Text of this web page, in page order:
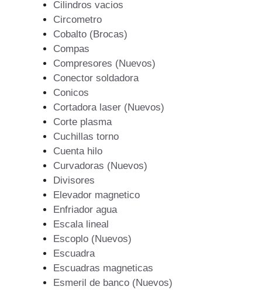
Cilindros vacios
Circometro
Cobalto (Brocas)
Compas
Compresores (Nuevos)
Conector soldadora
Conicos
Cortadora laser (Nuevos)
Corte plasma
Cuchillas torno
Cuenta hilo
Curvadoras (Nuevos)
Divisores
Elevador magnetico
Enfriador agua
Escala lineal
Escoplo (Nuevos)
Escuadra
Escuadras magneticas
Esmeril de banco (Nuevos)